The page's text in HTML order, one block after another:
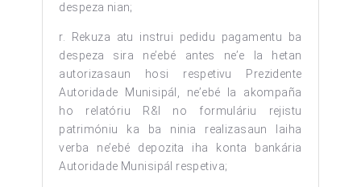
despeza nian;
r. Rekuza atu instrui pedidu pagamentu ba
despeza sira ne’ebé antes ne’e la hetan
autorizasaun hosi respetivu Prezidente
Autoridade Munisipál, ne’ebé la akompaña
ho relatóriu R&I no formuláriu rejistu
patrimóniu ka ba ninia realizasaun laiha
verba ne’ebé depozita iha konta bankária
Autoridade Munisipál respetiva;